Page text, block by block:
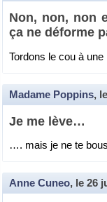
Non, non, non
ça ne dé­forme
Tor­dons le cou à
Madame Poppins, le
Je me lève…
…. mais je ne te
Anne Cuneo, le 26